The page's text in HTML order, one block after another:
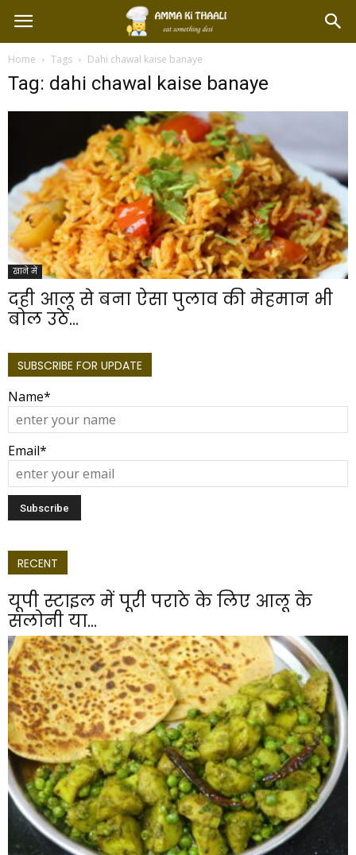
Home Tags Dahi chawal kaise banaye
Tag: dahi chawal kaise banaye
खाने में
दही आलू से बना ऐसा पुलाव की मेहमान भी
बोल उठे...
SUBSCRIBE FOR UPDATE
Name*
Email*
RECENT
यूपी स्टाइल में पूरी पराठे के लिए आलू के
सलोनी या...